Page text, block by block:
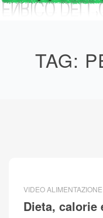
Skip
TAG:
VIDEO ALIMENTAZIONE
Dieta, calorie